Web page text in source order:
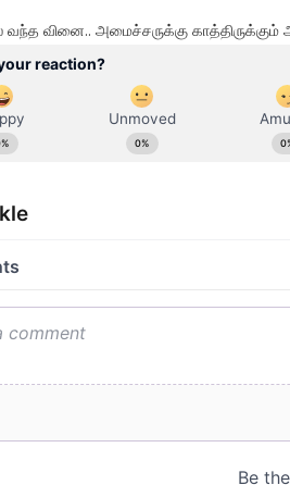
வினை.. அமைச்சருக்கு காத்திருக்கும்